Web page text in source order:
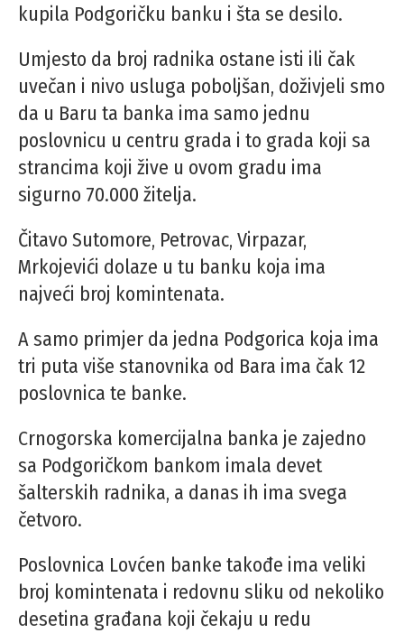
kupila Podgoričku banku i šta se desilo.
Umjesto da broj radnika ostane isti ili čak
uvečan i nivo usluga poboljšan, doživjeli smo
da u Baru ta banka ima samo jednu
poslovnicu u centru grada i to grada koji sa
strancima koji žive u ovom gradu ima
sigurno 70.000 žitelja.
Čitavo Sutomore, Petrovac, Virpazar,
Mrkojevići dolaze u tu banku koja ima
najveći broj komintenata.
A samo primjer da jedna Podgorica koja ima
tri puta više stanovnika od Bara ima čak 12
poslovnica te banke.
Crnogorska komercijalna banka je zajedno
sa Podgoričkom bankom imala devet
šalterskih radnika, a danas ih ima svega
četvoro.
Poslovnica Lovćen banke takođe ima veliki
broj komintenata i redovnu sliku od nekoliko
desetina građana koji čekaju u redu